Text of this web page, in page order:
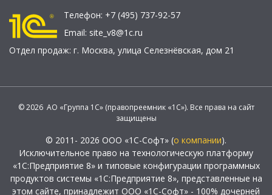
Телефон: +7 (495) 737-92-57
Email: site_v8@1c.ru
Отдел продаж: г. Москва, улица Селезнёвская, дом 21
© 2026 АО «Группа 1С» (правопреемник «1С»). Все права на сайт
защищены
© 2011- 2026 ООО «1С-Софт» (о компании).
Исключительное право на технологическую платформу
«1С:Предприятие 8» и типовые конфигурации программных
продуктов системы «1С:Предприятие 8», представленные на
этом сайте, принадлежит ООО «1С-Софт» - 100% дочерней